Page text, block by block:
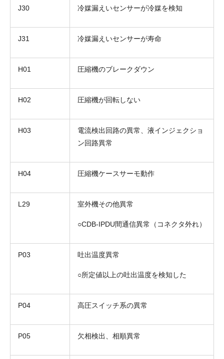
J30 冷媒漏えいセンサーが冷媒を検知
J31 冷媒漏えいセンサーが寿命
H01 圧縮機のブレークダウン
H02 圧縮機が回転しない
H03
電流検出回路の異常、液インジェクショ
ン回路異常
H04 圧縮機ケースサーモ動作
L29 室外機その他異常
○CDB-IPDU間通信異常（コネクタ外れ）
P03 吐出温度異常
○所定値以上の吐出温度を検知した
P04 高圧スイッチ系の異常
P05 欠相検出、相順異常
メールアドレス
お問合せ内容 工事お見積り依頼
機器お見積り依頼
ご相談
その他